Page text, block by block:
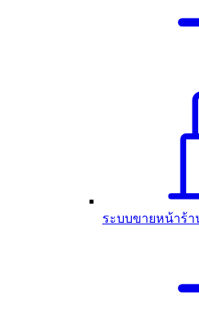
ระบบขายหน้าร้า